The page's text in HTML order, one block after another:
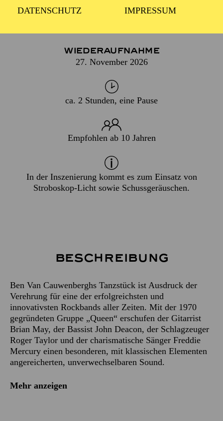
DATENSCHUTZ IMPRESSUM
PREMIERE
WIEDERAUFNAHME
27. November 2026
ca. 2 Stunden, eine Pause
Empfohlen ab 10 Jahren
In der Inszenierung kommt es zum Einsatz von
Stroboskop-Licht sowie Schussgeräuschen.
Beschreibung
Ben Van Cauwenberghs Tanzstück ist Ausdruck der
Verehrung für eine der erfolgreichsten und
innovativsten Rockbands aller Zeiten. Mit der 1970
gegründeten Gruppe „Queen“ erschufen der Gitarrist
Brian May, der Bassist John Deacon, der Schlagzeuger
Roger Taylor und der charismatische Sänger Freddie
Mercury einen besonderen, mit klassischen Elementen
angereicherten, unverwechselbaren Sound.
Mehr anzeigen